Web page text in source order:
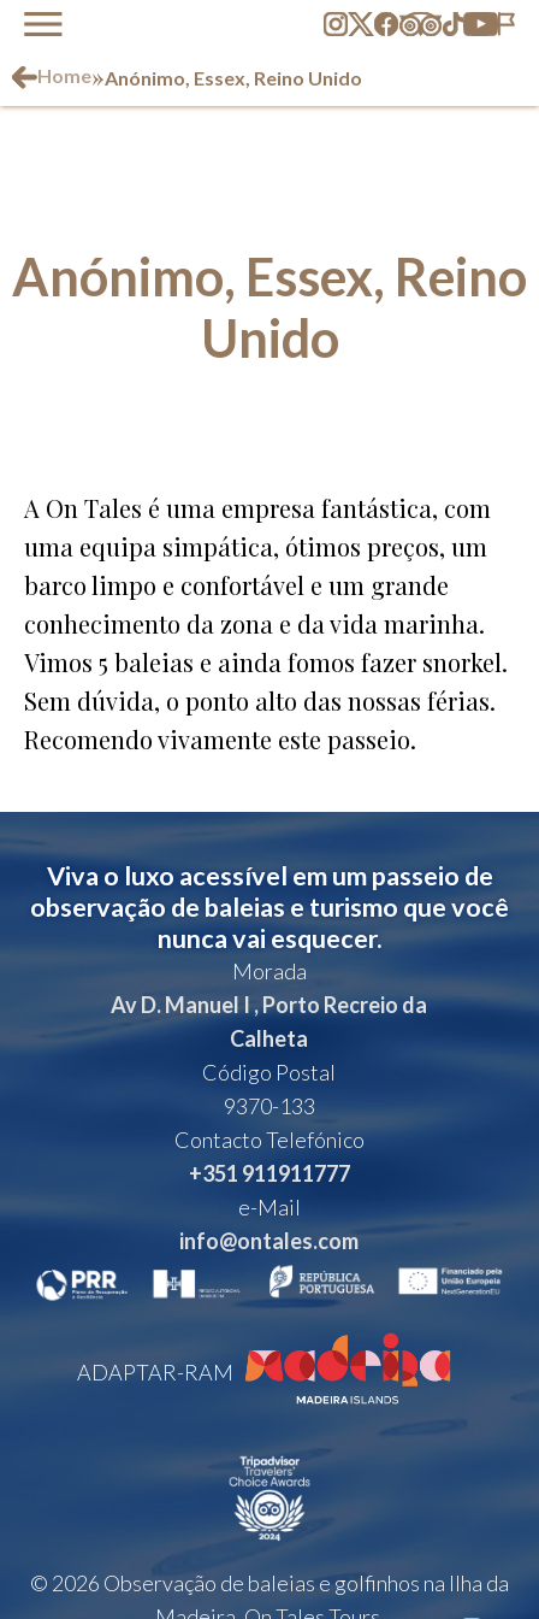
Home»Anónimo, Essex, Reino Unido
Anónimo, Essex, Reino
Unido
A On Tales é uma empresa fantástica, com
uma equipa simpática, ótimos preços, um
barco limpo e confortável e um grande
conhecimento da zona e da vida marinha.
Vimos 5 baleias e ainda fomos fazer snorkel.
Sem dúvida, o ponto alto das nossas férias.
Recomendo vivamente este passeio.
Viva o luxo acessível em um passeio de
observação de baleias e turismo que você
nunca vai esquecer.
Morada
Av D. Manuel I , Porto Recreio da
Calheta
Código Postal
9370-133
Contacto Telefónico
+351 911911777
e-Mail
info@ontales.com
ADAPTAR-RAM
© 2026 Observação de baleias e golfinhos na Ilha da